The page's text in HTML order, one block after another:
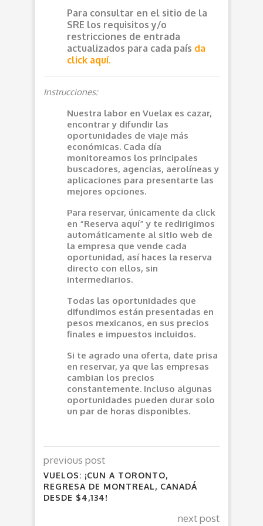
Para consultar en el sitio de la
SRE los requisitos y/o
restricciones de entrada
actualizados para cada país da
click aquí.
Instrucciones:
Nuestra labor en Vuelax es cazar,
encontrar y difundir las
oportunidades de viaje más
económicas. Cada día
monitoreamos los principales
buscadores, agencias, aerolíneas y
aplicaciones para presentarte las
mejores opciones.
Para reservar, únicamente da click
en “Reserva aquí” y te redirigimos
automáticamente al sitio web de
la empresa que vende cada
oportunidad, así haces la reserva
directo con ellos, sin
intermediarios.
Todas las oportunidades que
difundimos están presentadas en
pesos mexicanos, en sus precios
finales e impuestos incluidos.
Si te agrado una oferta, date prisa
en reservar, ya que las empresas
cambian los precios
constantemente. Incluso algunas
oportunidades pueden durar solo
un par de horas disponibles.
previous post
VUELOS: ¡CUN A TORONTO,
REGRESA DE MONTREAL, CANADÁ
DESDE $4,134!
next post